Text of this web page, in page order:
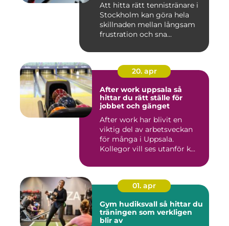
Att hitta rätt tennistränare i
Stockholm kan göra hela
skillnaden mellan långsam
frustration och sna...
20. apr
After work uppsala så
hittar du rätt ställe för
jobbet och gänget
After work har blivit en
viktig del av arbetsveckan
för många i Uppsala.
Kollegor vill ses utanför k...
01. apr
Gym hudiksvall så hittar du
träningen som verkligen
blir av